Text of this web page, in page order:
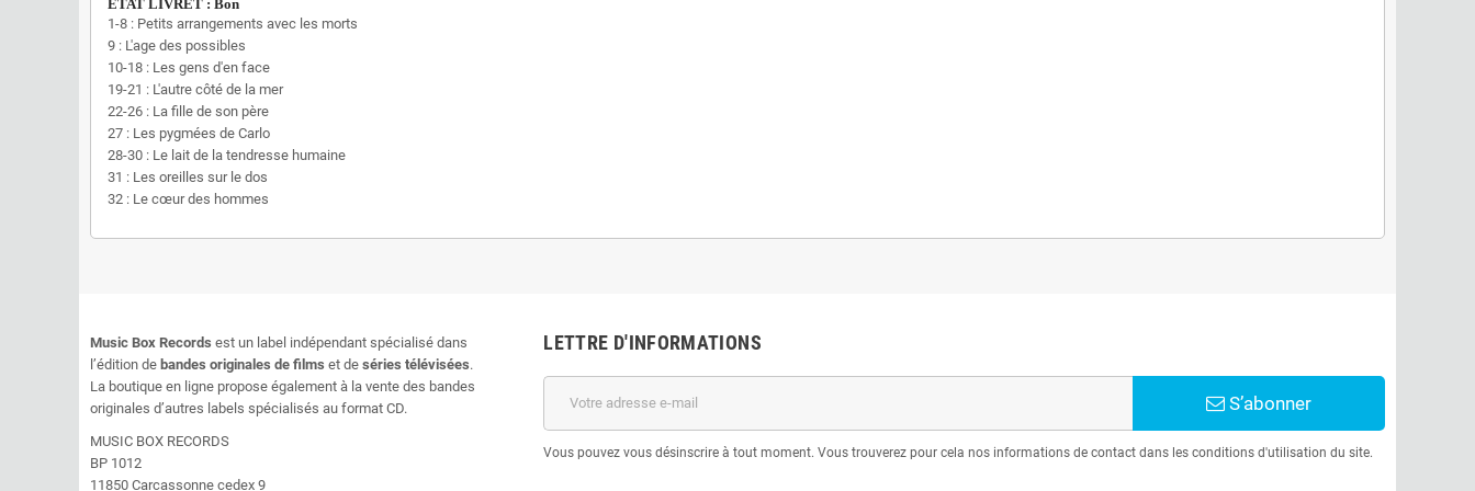
ÉTAT LIVRET : Bon
1-8 : Petits arrangements avec les morts
9 : L'age des possibles
10-18 : Les gens d'en face
19-21 : L'autre côté de la mer
22-26 : La fille de son père
27 : Les pygmées de Carlo
28-30 : Le lait de la tendresse humaine
31 : Les oreilles sur le dos
32 : Le cœur des hommes
Music Box Records est un label indépendant spécialisé dans
l’édition de bandes originales de films et de séries télévisées.
La boutique en ligne propose également à la vente des bandes
originales d’autres labels spécialisés au format CD.
MUSIC BOX RECORDS
BP 1012
11850 Carcassonne cedex 9
LETTRE D'INFORMATIONS
S’abonner
Vous pouvez vous désinscrire à tout moment. Vous trouverez pour cela nos informations de contact dans les conditions d'utilisation du site.